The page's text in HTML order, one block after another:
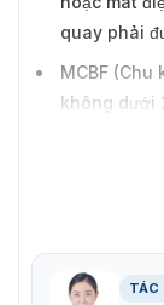
quay phải
MCBF
không dưới
Hệ thống
độ tự do.
lựa chọn.TÁC